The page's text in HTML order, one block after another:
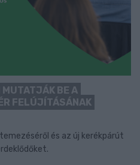
MUTATJÁK BE A
FELÚJÍTÁSÁNAK
és az új kerékpárút